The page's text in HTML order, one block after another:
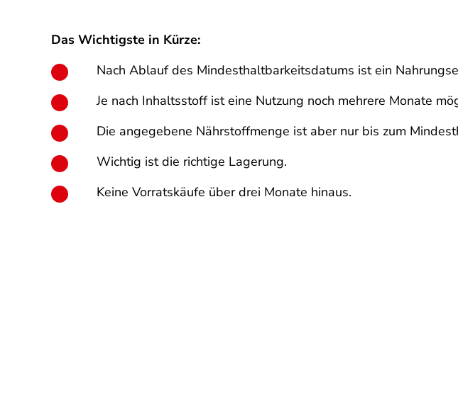
Das Wichtigste in Kürze:
Nach Ablauf des Mindesthaltbarkeitsdatums ist ein
Je nach Inhaltsstoff ist eine Nutzung noch mehrere Monate
Die angegebene Nährstoffmenge ist aber nur bis zum
Wichtig ist die richtige Lagerung.
Keine Vorratskäufe über drei Monate hinaus.